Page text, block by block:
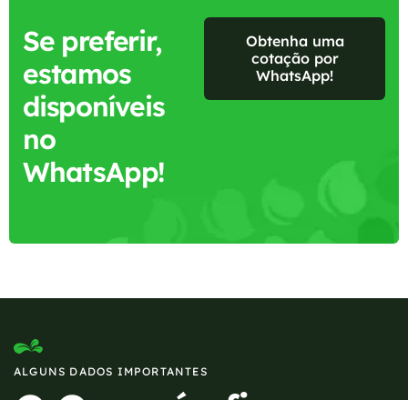
Se preferir,
estamos
disponíveis
no
WhatsApp!
Obtenha uma
cotação por
WhatsApp!
ALGUNS DADOS IMPORTANTES